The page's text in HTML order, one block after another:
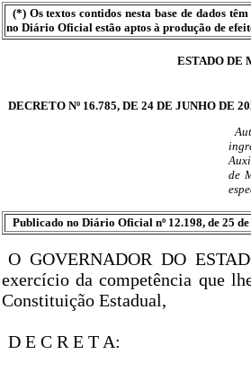
(*) Os textos contidos nesta base de dados
no Diário Oficial estão aptos à produção de
ESTADO DE
DECRETO Nº 16.785, DE 24 DE JUNHO DE
de
Publicado no Diário Oficial nº 12.198, de 25
O GOVERNADOR DO
exercício da competência que
Constituição Estadual,
D E C R E T A: